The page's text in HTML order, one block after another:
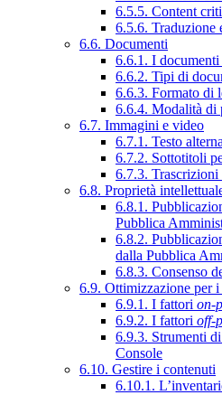
6.5.5. Content
6.5.6. Traduzione
6.6. Documenti
6.6.1. I
6.6.2. Tipi di
6.6.3. Formato di
6.6.4. Modalità di
6.7. Immagini e video
6.7.1. Testo
6.7.2. Sottotitoli
6.7.3.
6.8. Proprietà
6.8.1.
Pubblica
6.8.2.
dalla Pubblica
6.8.3. Consenso
6.9. Ottimizzazione per
6.9.1. I fattori on-
6.9.2. I fattori off-
6.9.3. Strumenti
Console
6.10. Gestire i contenuti
6.10.1.